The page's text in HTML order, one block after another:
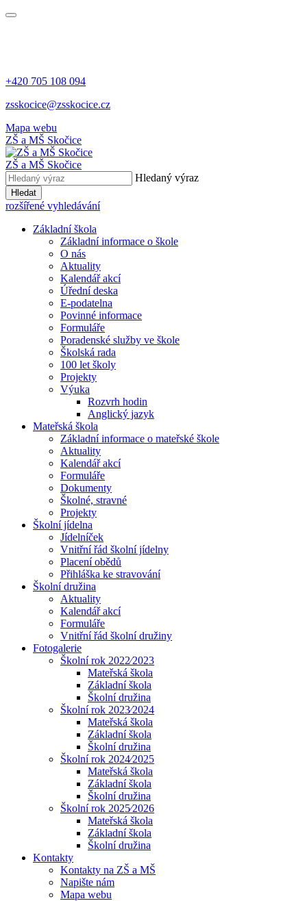
+420 705 108 094
zsskocice@zsskocice.cz
Mapa webu
ZŠ a MŠ Skočice
ZŠ a MŠ Skočice
Hledaný výraz
Hledat
rozšířené vyhledávání
Základní škola
Základní informace o škole
O nás
Aktuality
Kalendář akcí
Úřední deska
E-podatelna
Povinné informace
Formuláře
Poradenské služby ve škole
Školská rada
100 let školy
Projekty
Výuka
Rozvrh hodin
Anglický jazyk
Mateřská škola
Základní informace o mateřské škole
Aktuality
Kalendář akcí
Formuláře
Dokumenty
Školné, stravné
Projekty
Školní jídelna
Jídelníček
Vnitřní řád školní jídelny
Placení obědů
Přihláška ke stravování
Školní družina
Aktuality
Kalendář akcí
Formuláře
Vnitřní řád školní družiny
Fotogalerie
Školní rok 2022⁄2023
Mateřská škola
Základní škola
Školní družina
Školní rok 2023⁄2024
Mateřská škola
Základní škola
Školní družina
Školní rok 2024⁄2025
Mateřská škola
Základní škola
Školní družina
Školní rok 2025⁄2026
Mateřská škola
Základní škola
Školní družina
Kontakty
Kontakty na ZŠ a MŠ
Napište nám
Mapa webu